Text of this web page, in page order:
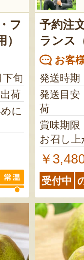
フ
旬
荷
に
予約注
ランス
お客
発送時期
発送目安
荷
賞味期限
お召し
￥
受付中